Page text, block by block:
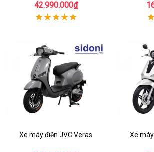
42.990.000₫
Xe máy điện JVC Veras Xe